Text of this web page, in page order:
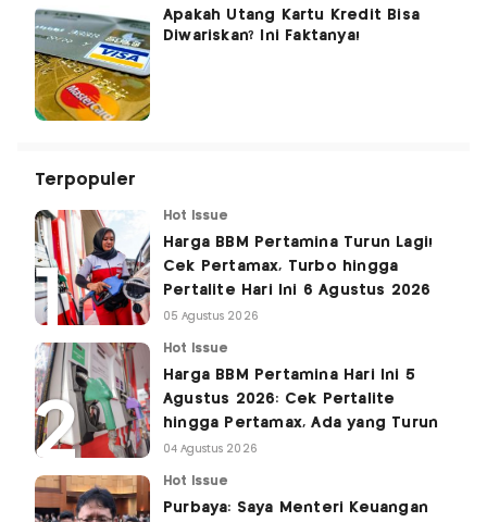
Apakah Utang Kartu Kredit Bisa
Diwariskan? Ini Faktanya!
Terpopuler
Hot Issue
Harga BBM Pertamina Turun Lagi!
Cek Pertamax, Turbo hingga
Pertalite Hari Ini 6 Agustus 2026
05 Agustus 2026
Hot Issue
Harga BBM Pertamina Hari Ini 5
Agustus 2026: Cek Pertalite
hingga Pertamax, Ada yang Turun
04 Agustus 2026
Hot Issue
Purbaya: Saya Menteri Keuangan